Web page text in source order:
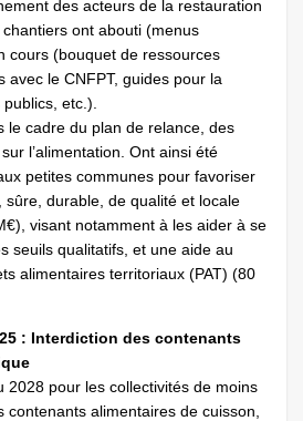
des acteurs de la restauration
ont abouti (menus
cours (bouquet de ressources
avec le CNFPT, guides pour la
etc.).
le cadre du plan de relance, des
l’alimentation. Ont ainsi été
petites communes pour favoriser
sûre, durable, de qualité et locale
visant notamment à les aider à se
seuils qualitatifs, et une aide au
alimentaires territoriaux (PAT) (80
: Interdiction des contenants
2028 pour les collectivités de moins
alimentaires de cuisson,